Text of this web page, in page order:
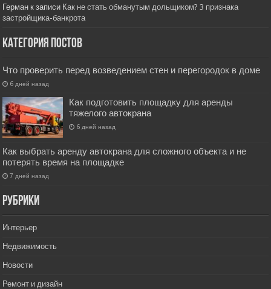
Герман к записи Как не стать обманутым дольщиком? 3 признака
застройщика-банкрота
Категория постов
Что проверить перед возведением стен и перегородок в доме
6 дней назад
Как подготовить площадку для аренды
тяжелого автокрана
6 дней назад
Как выбрать аренду автокрана для сложного объекта и не
потерять время на площадке
7 дней назад
РУбрики
Интерьер
Недвижимость
Новости
Ремонт и дизайн